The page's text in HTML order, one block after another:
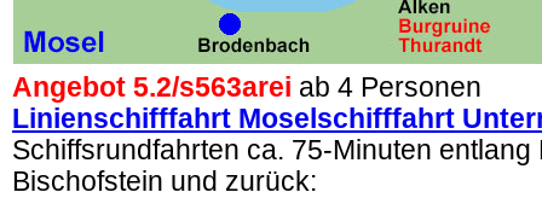
Angebot 5.2/s563arei ab 4 Personen
Linienschifffahrt Moselschifffahrt
Schiffsrundfahrten ca. 75-Minuten entlang
Bischofstein und zurück: